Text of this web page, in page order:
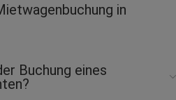
in
Buchung eines